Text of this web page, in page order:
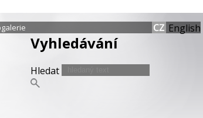
Vyhledávání
Hledat
English